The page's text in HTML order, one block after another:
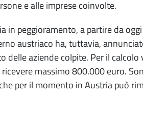
e alle imprese coinvolte.
in peggioramento, a partire da
austriaco ha, tuttavia,
delle aziende colpite. Per il
massimo 800.000 euro.
per il momento in Austria può